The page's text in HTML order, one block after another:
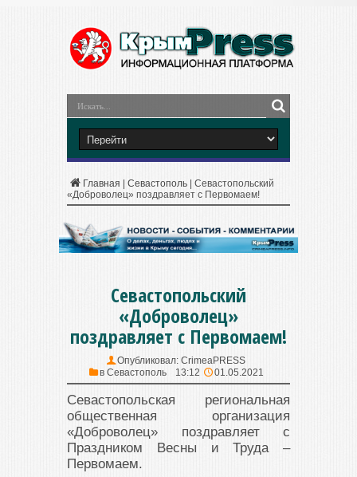
Главная Севастополь
Севастопольский
«Доброволец» поздравляет с Первомаем!
Севастопольский
«Доброволец»
поздравляет с Первомаем!
Опубликовал: CrimeaPRESS
в Севастополь 13:12 01.05.2021
Севастопольская региональная
общественная организация
«Доброволец» поздравляет с
Праздником Весны и Труда –
Первомаем.